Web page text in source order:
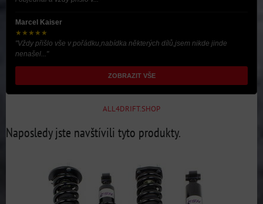
Marcel Kaiser
★★★★★
"Vždy přišlo vše v pořádku,nabídka některých dílů,jsem nikde jinde
nenašel..."
ZOBRAZIT VŠE
ALL4DRIFT.SHOP
Naposledy jste navštívili tyto produkty.